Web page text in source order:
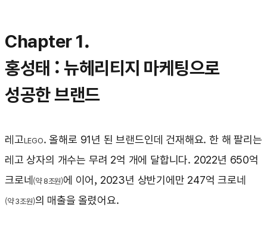
Chapter 1.
홍성태 : 뉴헤리티지 마케팅으로
성공한 브랜드
레고LEGO. 올해로 91년 된 브랜드인데 건재해요. 한 해 팔리는
레고 상자의 개수는 무려 2억 개에 달합니다. 2022년 650억
크로네 (약 8조원)에 이어, 2023년 상반기에만 247억 크로네
(약 3조원)의 매출을 올렸어요.